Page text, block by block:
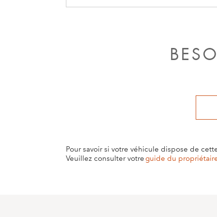
de signalisation ne fonctionnera pas.
stockées dans votre véhicule, la
Pour savoir si votre véhicule dispose de
Veuillez consulter votreguide du